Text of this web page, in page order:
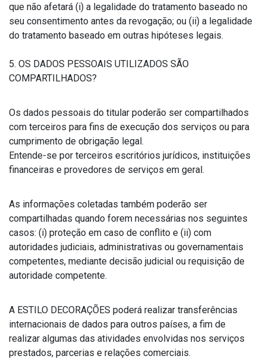
que não afetará (i) a legalidade do tratamento baseado no
seu consentimento antes da revogação; ou (ii) a legalidade
do tratamento baseado em outras hipóteses legais.
5. OS DADOS PESSOAIS UTILIZADOS SÃO
COMPARTILHADOS?
Os dados pessoais do titular poderão ser compartilhados
com terceiros para fins de execução dos serviços ou para
cumprimento de obrigação legal.
Entende-se por terceiros escritórios jurídicos, instituições
financeiras e provedores de serviços em geral.
As informações coletadas também poderão ser
compartilhadas quando forem necessárias nos seguintes
casos: (i) proteção em caso de conflito e (ii) com
autoridades judiciais, administrativas ou governamentais
competentes, mediante decisão judicial ou requisição de
autoridade competente.
A ESTILO DECORAÇÕES poderá realizar transferências
internacionais de dados para outros países, a fim de
realizar algumas das atividades envolvidas nos serviços
prestados, parcerias e relações comerciais.